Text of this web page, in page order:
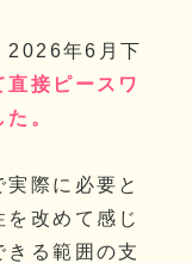
2026年6月下
接ピースワ
。
際に必要と
改めて感じ
きる範囲の支